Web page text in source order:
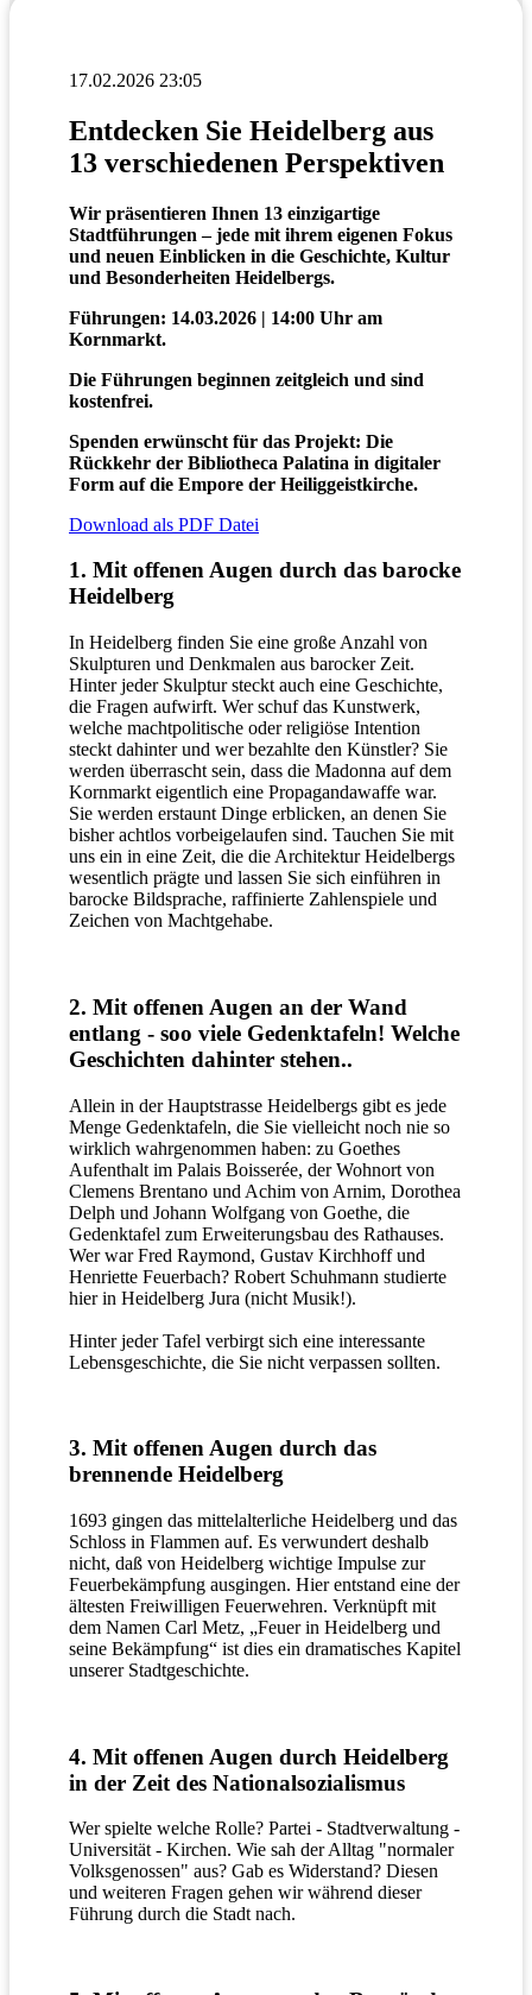
17.02.2026 23:05
Entdecken Sie Heidelberg aus
13 verschiedenen Perspektiven
Wir präsentieren Ihnen 13 einzigartige
Stadtführungen – jede mit ihrem eigenen Fokus
und neuen Einblicken in die Geschichte, Kultur
und Besonderheiten Heidelbergs.
Führungen: 14.03.2026 | 14:00 Uhr am
Kornmarkt.
Die Führungen beginnen zeitgleich und sind
kostenfrei.
Spenden erwünscht für das Projekt: Die
Rückkehr der Bibliotheca Palatina in digitaler
Form auf die Empore der Heiliggeistkirche.
Download als PDF Datei
1. Mit offenen Augen durch das barocke
Heidelberg
In Heidelberg finden Sie eine große Anzahl von
Skulpturen und Denkmalen aus barocker Zeit.
Hinter jeder Skulptur steckt auch eine Geschichte,
die Fragen aufwirft. Wer schuf das Kunstwerk,
welche machtpolitische oder religiöse Intention
steckt dahinter und wer bezahlte den Künstler? Sie
werden überrascht sein, dass die Madonna auf dem
Kornmarkt eigentlich eine Propagandawaffe war.
Sie werden erstaunt Dinge erblicken, an denen Sie
bisher achtlos vorbeigelaufen sind. Tauchen Sie mit
uns ein in eine Zeit, die die Architektur Heidelbergs
wesentlich prägte und lassen Sie sich einführen in
barocke Bildsprache, raffinierte Zahlenspiele und
Zeichen von Machtgehabe.
2. Mit offenen Augen an der Wand
entlang - soo viele Gedenktafeln! Welche
Geschichten dahinter stehen..
Allein in der Hauptstrasse Heidelbergs gibt es jede
Menge Gedenktafeln, die Sie vielleicht noch nie so
wirklich wahrgenommen haben: zu Goethes
Aufenthalt im Palais Boisserée, der Wohnort von
Clemens Brentano und Achim von Arnim, Dorothea
Delph und Johann Wolfgang von Goethe, die
Gedenktafel zum Erweiterungsbau des Rathauses.
Wer war Fred Raymond, Gustav Kirchhoff und
Henriette Feuerbach? Robert Schuhmann studierte
hier in Heidelberg Jura (nicht Musik!).
Hinter jeder Tafel verbirgt sich eine interessante
Lebensgeschichte, die Sie nicht verpassen sollten.
3. Mit offenen Augen durch das
brennende Heidelberg
1693 gingen das mittelalterliche Heidelberg und das
Schloss in Flammen auf. Es verwundert deshalb
nicht, daß von Heidelberg wichtige Impulse zur
Feuerbekämpfung ausgingen. Hier entstand eine der
ältesten Freiwilligen Feuerwehren. Verknüpft mit
dem Namen Carl Metz, „Feuer in Heidelberg und
seine Bekämpfung“ ist dies ein dramatisches Kapitel
unserer Stadtgeschichte.
4. Mit offenen Augen durch Heidelberg
in der Zeit des Nationalsozialismus
Wer spielte welche Rolle? Partei - Stadtverwaltung -
Universität - Kirchen. Wie sah der Alltag "normaler
Volksgenossen" aus? Gab es Widerstand? Diesen
und weiteren Fragen gehen wir während dieser
Führung durch die Stadt nach.